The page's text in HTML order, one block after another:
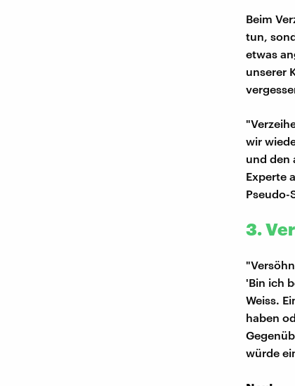
Beim
tun,
etwas
unserer
wir
und den
Experte
Pseudo-
3.
'Bin ich
Weiss.
haben
würde